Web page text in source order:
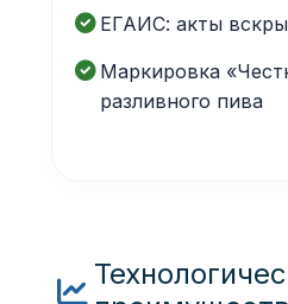
ЕГАИС: акты
Маркировка
разливного пива